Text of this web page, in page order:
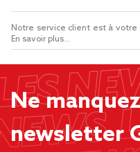
Notre service client est à votre
En savoir plus...
Ne
newsletter